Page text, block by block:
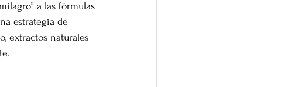
a las fórmulas
estrategia de
extractos naturales